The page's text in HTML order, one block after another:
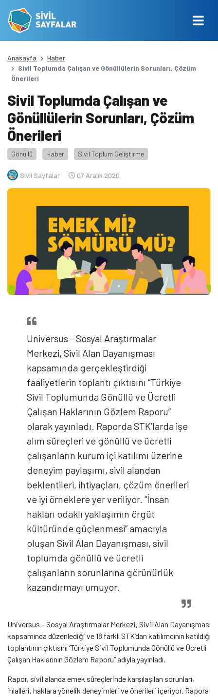
Anasayfa
Haber
Sivil Toplumda Çalışan ve Gönüllülerin Sorunları, Çözüm
Önerileri
Sivil Toplumda Çalışan ve
Gönüllülerin Sorunları, Çözüm
Önerileri
Gönüllü Haber Sivil Toplum Geliştirme
Sivil Sayfalar 07 Aralık 2020
Universus - Sosyal Araştırmalar
Merkezi, Sivil Alan Dayanışması
kapsamında gerçekleştirdiği
faaliyetlerin toplantı çıktısını “Türkiye
Sivil Toplumunda Gönüllü ve Ücretli
Çalışan Haklarının Gözlem Raporu”
olarak yayınladı. Raporda STK’larda işe
alım süreçleri ve gönüllü ve ücretli
çalışanların kurum içi katılımı üzerine
deneyim paylaşımı, sivil alandan
beklentileri, ihtiyaçları, çözüm önerileri
ve iyi örneklere yer veriliyor. “İnsan
hakları odaklı yaklaşımın örgüt
kültüründe güçlenmesi” amacıyla
oluşan Sivil Alan Dayanışması, sivil
toplumda gönüllü ve ücretli
çalışanların sorunlarına görünürlük
kazandırmayı umuyor.
Universus – Sosyal Araştırmalar Merkezi, Sivil Alan Dayanışması
kapsamında düzenlediği ve 18 farklı STK’dan katılımcının katıldığı
toplantının çıktısını ‘Türkiye Sivil Toplumunda Gönüllü ve Ücretli
Çalışan Haklarının Gözlem Raporu” adıyla yayınladı.
Rapor, sivil alanda emek süreçlerinde karşılaşılan sorunları,
ihlalleri, haklara yönelik deneyimleri ve önerileri içeriyor. Rapora